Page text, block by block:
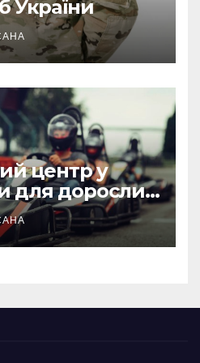
України
центр у
для дорослих
як